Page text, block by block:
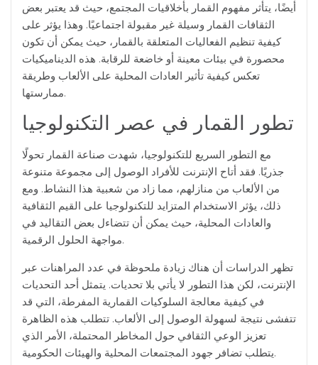
أيضًا، يتأثر مفهوم القمار بأخلاقيات المجتمع، حيث قد يعتبر بعض
الثقافات القمار وسيلة غير مقبولة اجتماعيًا. وهذا يؤثر على
كيفية تنظيم الفعاليات المتعلقة بالقمار، حيث يمكن أن تكون
محصورة في بيئات معينة أو خاضعة للرقابة. هذه الديناميكيات
تعكس كيفية تأثير العادات المحلية على الألعاب وطريقة
ممارستها.
تطور القمار في عصر التكنولوجيا
مع التطور السريع للتكنولوجيا، شهدت صناعة القمار تحولًا
جذريًا. فقد أتاح الإنترنت للأفراد الوصول إلى مجموعة متنوعة
من الألعاب من منازلهم، مما زاد من شعبية هذا النشاط. ومع
ذلك، يؤثر الاستخدام المتزايد للتكنولوجيا على القيم الثقافية
والعادات المحلية، حيث يمكن أن تتضاءل بعض التقاليد في
مواجهة الحلول الرقمية.
تظهر الدراسات أن هناك زيادة ملحوظة في عدد المراهنات عبر
الإنترنت، لكن هذا التطور لا يأتي بلا تحديات. يتمثل أحد التحديات
في كيفية معالجة السلوكيات القمارية المفرطة، التي قد
تتفشى نتيجة لسهولة الوصول إلى الألعاب. تتطلب هذه الظاهرة
تعزيز الوعي الثقافي حول المخاطر المحتملة، الأمر الذي
يتطلب تضافر جهود المجتمعات المحلية والهيئات الحكومية.